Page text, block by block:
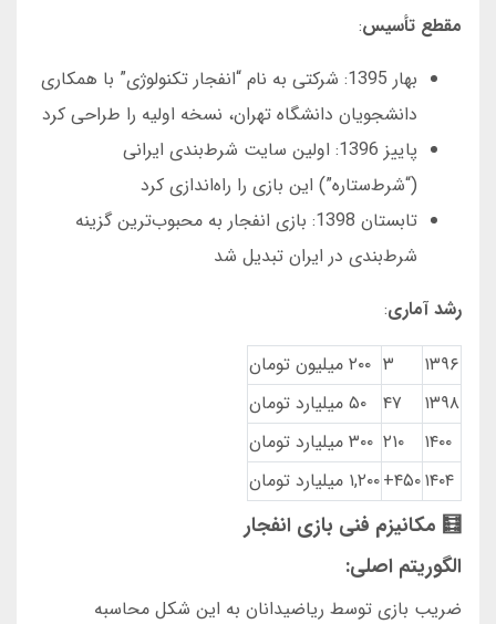
مقطع تأسیس:
بهار 1395: شرکتی به نام “انفجار تکنولوژی” با همکاری
دانشجویان دانشگاه تهران، نسخه اولیه را طراحی کرد
پاییز 1396: اولین سایت شرط‌بندی ایرانی
(“شرط‌ستاره”) این بازی را راه‌اندازی کرد
تابستان 1398: بازی انفجار به محبوب‌ترین گزینه
شرط‌بندی در ایران تبدیل شد
رشد آماری:
۱۳۹۶
۳ ۲۰۰ میلیون تومان
۱۳۹۸
۴۷ ۵۰ میلیارد تومان
۱۴۰۰
۲۱۰ ۳۰۰ میلیارد تومان
۱۴۰۴۴۵۰+ ۱,۲۰۰ میلیارد تومان
🧮 مکانیزم فنی بازی انفجار
الگوریتم اصلی:
ضریب بازی توسط ریاضیدانان به این شکل محاسبه